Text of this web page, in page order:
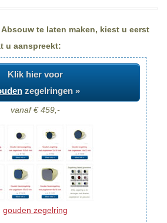
te laten maken, kiest u eerst
u aanspreekt:
Klik hier voor
zegelringen »
vanaf € 459,-
gouden zegelring